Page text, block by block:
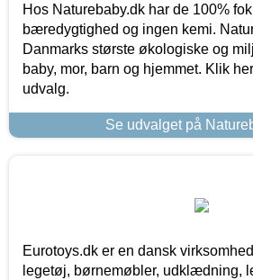
Hos Naturebaby.dk har de 100%
bæredygtighed og ingen kemi.
Danmarks største økologiske og
baby, mor, barn og hjemmet. Klik
udvalg.
Se udvalget på
Eurotoys.dk er en dansk
legetøj, børnemøbler, udklædning,